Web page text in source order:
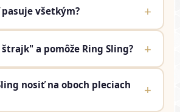
všetkým? +
štrajk" a pomôže Ring Sling? +
nosiť na oboch pleciach
+